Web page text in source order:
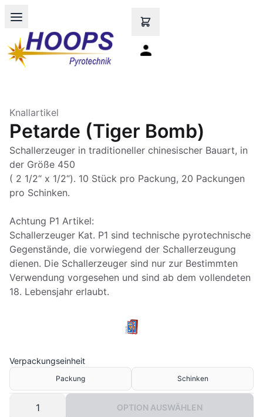
Open main menu
Knallartikel
Petarde (Tiger Bomb)
Schallerzeuger in traditioneller chinesischer Bauart, in
der Größe 450
( 2 1/2“ x 1/2“). 10 Stück pro Packung, 20 Packungen
pro Schinken.
Achtung P1 Artikel:
Schallerzeuger Kat. P1 sind technische pyrotechnische
Gegenstände, die vorwiegend der Schallerzeugung
dienen. Die Schallerzeuger sind nur zur Bestimmten
Verwendung vorgesehen und sind ab dem vollendeten
18. Lebensjahr erlaubt.
Verpackungseinheit
Packung Schinken
OPTION AUSWÄHLEN